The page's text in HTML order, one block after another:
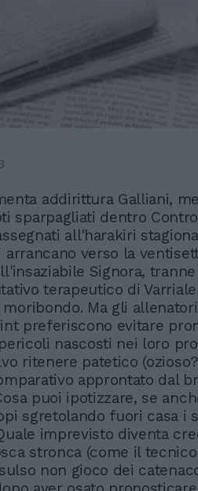
addirittura Galliani,
sparpagliati dentro
all'harakiri
arrancano verso la
Signora,
terapeutico di
Ma gli
preferiscono evitare
nascosti nei loro
ritenere patetico
approntato dal
puoi ipotizzare, se
sgretolando fuori casa i
imprevisto diventa
stronca (come il
non gioco dei